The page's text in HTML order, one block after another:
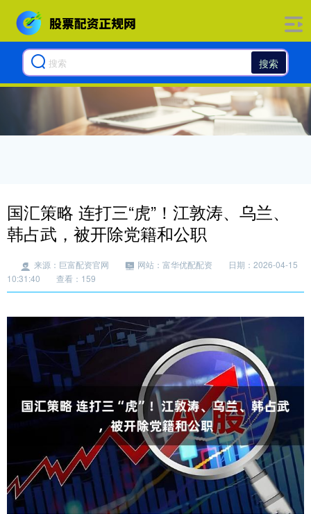
搜索
国汇策略 连打三“虎”！江敦涛、乌兰、
韩占武，被开除党籍和公职
来源：巨富配资官网 网站：富华优配配资
日期：2026-04-15
10:31:40
查看：159